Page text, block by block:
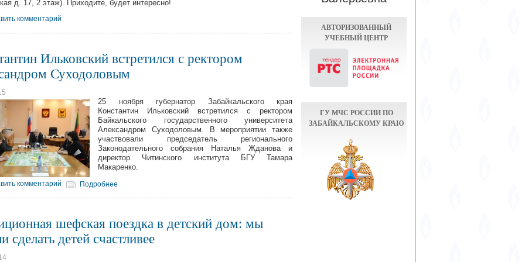
д. 17, 2 этаж). Приходите, будет интересно!
комментарий
Ильковский встретился с ректором
Суходоловым
25 ноября губернатор Забайкальского края
Константин Ильковский встретился с ректором
Байкальского государственного университета
Александром Суходоловым. В мероприятии также
участвовали председатель регионального
Законодательного собрания Наталья Жданова и
директор Читинского института БГУ Тамара
Макаренко.
комментарий Подробнее
шефская поездка в детский дом: мы
сделать детей счастливее
АВТОРИЗОВАННЫЙ
УЧЕБНЫЙ ЦЕНТР
ГУ МЧС РОССИИ ПО
ЗАБАЙКАЛЬСКОМУ КРАЮ